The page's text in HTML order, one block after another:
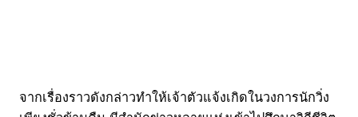
จากเรื่องราวดังกล่าวทำให้เจ้าตัวแจ้งเกิดในวงการนักวิ่ง